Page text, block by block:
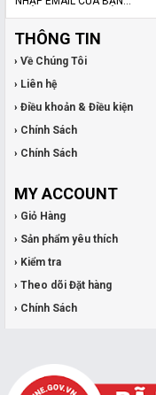
THÔNG TIN
› Về Chúng Tôi
› Liên hệ
› Điều khoản & Điều kiện
› Chính Sách
› Chính Sách
MY ACCOUNT
› Giỏ Hàng
› Sản phẩm yêu thích
› Kiểm tra
› Theo dõi Đặt hàng
› Chính Sách